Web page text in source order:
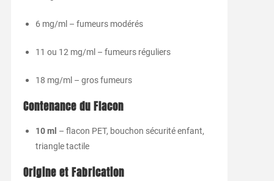
6 mg/ml – fumeurs modérés
11 ou 12 mg/ml – fumeurs réguliers
18 mg/ml – grosfumeurs
Contenance du Flacon
10ml – flacon PET, bouchon sécuritéenfant,
triangletactile
Origine et Fabrication